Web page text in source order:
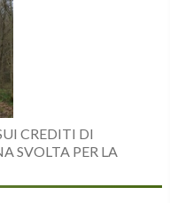
CREDITI DI
SVOLTA PER LA